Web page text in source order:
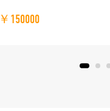
￥150000